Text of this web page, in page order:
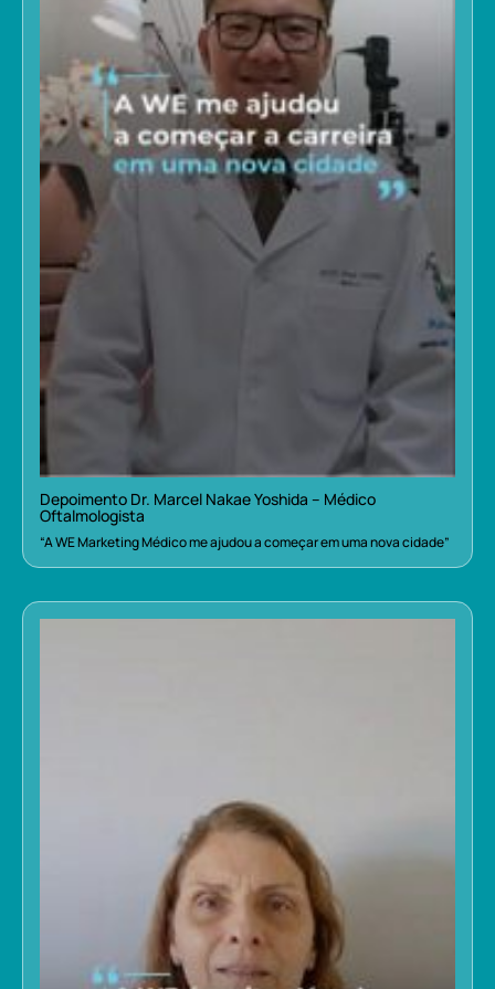
Depoimento Dr. Marcel Nakae Yoshida – Médico
Oftalmologista
“A WE Marketing Médico me ajudou a começar em uma nova cidade”